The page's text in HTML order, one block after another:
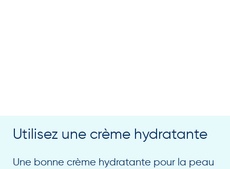
Utilisez une crème hydratante
Une bonne crème hydratante pour la peau